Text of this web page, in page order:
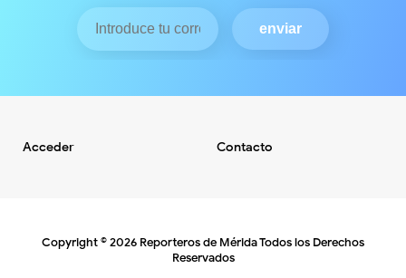
Acceder Contacto
Copyright ©2026 Reporteros de MéridaTodos los Derechos
Reservados